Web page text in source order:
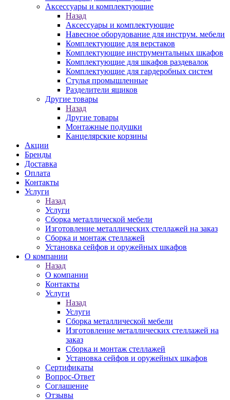
Аксессуары и комплектующие
Назад
Аксессуары и комплектующие
Навесное оборудование для инструм. мебели
Комплектующие для верстаков
Комплектующие инструментальных шкафов
Комплектующие для шкафов раздевалок
Комплектующие для гардеробных систем
Стулья промышленные
Разделители ящиков
Другие товары
Назад
Другие товары
Монтажные подушки
Канцелярские корзины
Акции
Бренды
Доставка
Оплата
Контакты
Услуги
Назад
Услуги
Сборка металлической мебели
Изготовление металлических стеллажей на заказ
Сборка и монтаж стеллажей
Установка сейфов и оружейных шкафов
О компании
Назад
О компании
Контакты
Услуги
Назад
Услуги
Сборка металлической мебели
Изготовление металлических стеллажей на
заказ
Сборка и монтаж стеллажей
Установка сейфов и оружейных шкафов
Сертификаты
Вопрос-Ответ
Соглашение
Отзывы